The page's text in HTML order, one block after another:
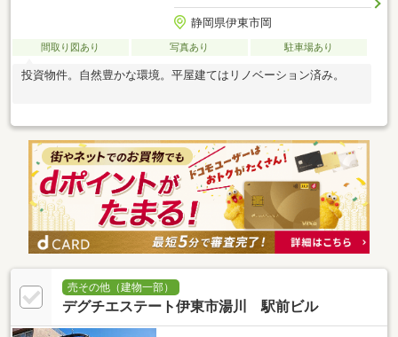
静岡県伊東市岡
間取り図あり 写真あり 駐車場あり
投資物件。自然豊かな環境。平屋建てはリノベーション済み。
売その他（建物一部）
デグチエステート伊東市湯川 駅前ビル